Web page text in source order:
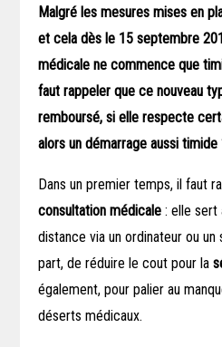
Malgré les mesures mises en
et cela dès le 15 septembre
médicale ne commence que
faut rappeler que ce nouveau
remboursé, si elle respecte
alors un démarrage aussi timide
Dans un premier temps, il faut
consultation médicale : elle sert
distance via un ordinateur ou un
part, de réduire le cout pour la
également, pour palier au
déserts médicaux.